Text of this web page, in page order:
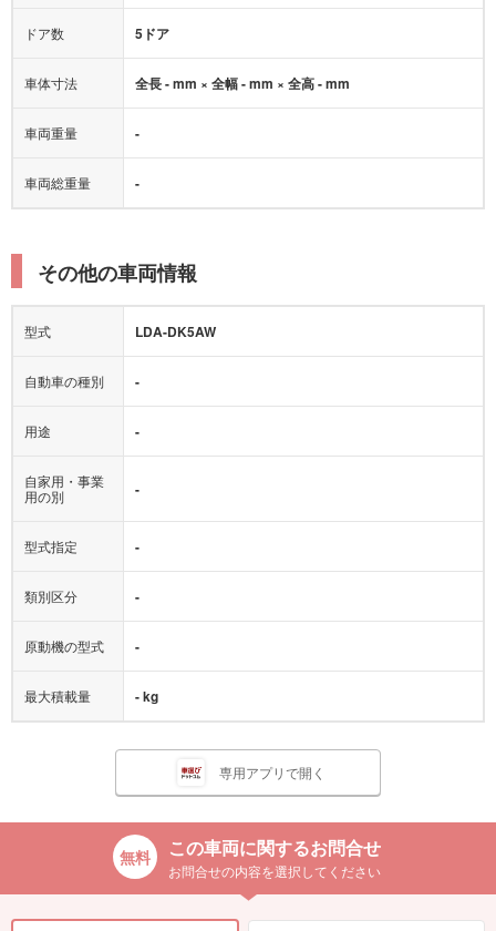
ドア数 5ドア
車体寸法 全長 - mm × 全幅 - mm × 全高 - mm
車両重量 -
車両総重量 -
その他の車両情報
型式 LDA-DK5AW
自動車の種別 -
用途 -
自家用・事業
用の別
-
型式指定 -
類別区分 -
原動機の型式 -
最大積載量 - kg
専用アプリで開く
この車両に関するお問合せ
お問合せの内容を選択してください